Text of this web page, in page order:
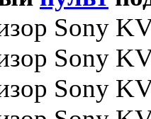
Sony
Sony
Sony